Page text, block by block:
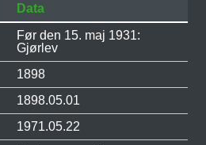
Data
Før den 15. maj 1931:
Gjørlev
1898
1898.05.01
1971.05.22